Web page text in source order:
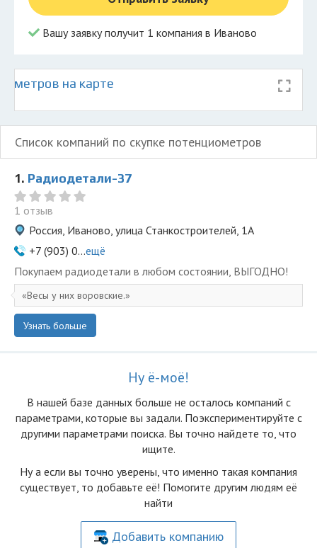
© 2026 Все права защищены
Вашу заявку получит 1 компания в Иваново
на карте
Список компаний по скупке потенциометров
1. Радиодетали-37
1 отзыв
Россия, Иваново, улица Станкостроителей, 1А
+7 (903) 0...ещё
Покупаем радиодетали в любом состоянии, ВЫГОДНО!
Весы у них воровские.
Узнать больше
Ну ё-моё!
В нашей базе данных больше не осталоcь компаний с
параметрами, которые вы задали. Поэкспериментируйте с
другими параметрами поиска. Вы точно найдете то, что
ищите.
Ну а если вы точно уверены, что именно такая компания
существует, то добавьте её! Помогите другим людям её
найти
Добавить компанию